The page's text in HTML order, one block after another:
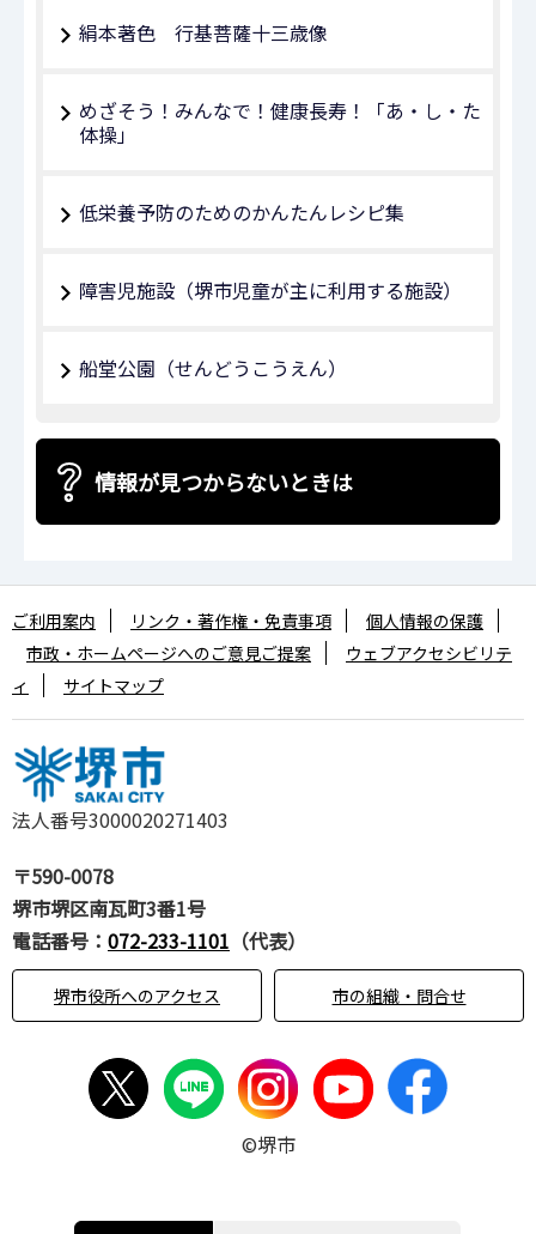
絹本著色 行基菩薩十三歳像
めざそう！みんなで！健康長寿！「あ・し・た
体操」
低栄養予防のためのかんたんレシピ集
障害児施設（堺市児童が主に利用する施設）
船堂公園（せんどうこうえん）
情報が見つからないときは
法人番号3000020271403
〒590-0078
堺市堺区南瓦町3番1号
電話番号： 072-233-1101 （代表）
堺市役所へのアクセス 市の組織・問合せ
ご利用案内 リンク・著作権・免責事項
個人情報の保護
市政・ホームページへのご意見ご提案
ウェブアクセシビリテ
ィ
サイトマップ
©堺市